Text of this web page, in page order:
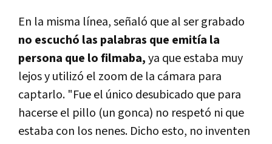
En la misma línea, señaló que al ser grabado
no escuchó las palabras que emitía la
persona que lo filmaba,ya que estaba muy
lejos y utilizó el zoom de la cámara para
captarlo. "Fue el único desubicado que para
hacerse el pillo (un gonca) no respetó ni que
estaba con los nenes. Dicho esto, no inventen